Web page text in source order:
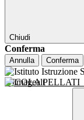
Chiudi
Conferma
Annulla Conferma
NICOLA PELLATI